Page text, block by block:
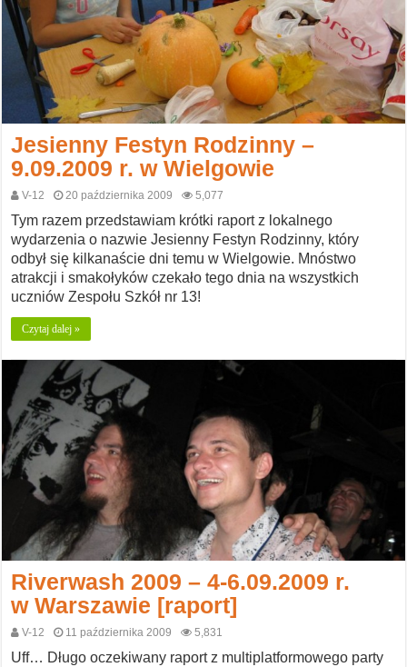
Jesienny Festyn Rodzinny –
9.09.2009 r. w Wielgowie
V-12 20 października 2009 5,077
Tym razem przedstawiam krótki raport z lokalnego
wydarzenia o nazwie Jesienny Festyn Rodzinny, który
odbył się kilkanaście dni temu w Wielgowie. Mnóstwo
atrakcji i smakołyków czekało tego dnia na wszystkich
uczniów Zespołu Szkół nr 13!
Czytaj dalej »
Riverwash 2009 – 4-6.09.2009 r.
w Warszawie [raport]
V-12 11 października 2009 5,831
Uff… Długo oczekiwany raport z multiplatformowego party